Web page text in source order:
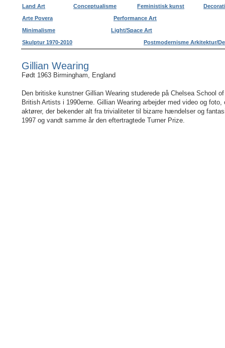
Land Art Conceptualisme Feministisk kunst
Arte Povera
Performance Art
Minimalisme
Light/Space Art
Skulptur 1970-2010
Postmodernisme Arkitektur/
Gillian Wearing
Født 1963 Birmingham, England
Den britiske kunstner Gillian Wearing studerede på Chelsea School
British Artists i 1990erne. Gillian Wearing arbejder med video og
aktører, der bekender alt fra trivialiteter til bizarre hændelser og
1997 og vandt samme år den eftertragtede Turner Prize.